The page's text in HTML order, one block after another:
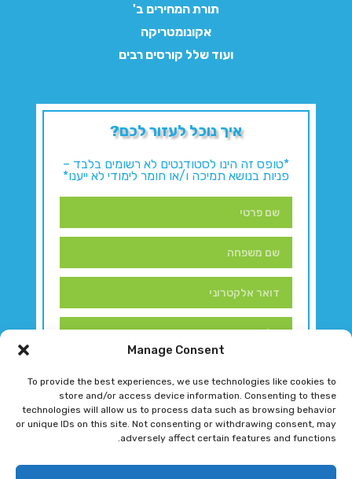
Manage Consent
To provide the best experiences, we use technologies like cookies to
store and/or access device information. Consenting to these
technologies will allow us to process data such as browsing behavior
or unique IDs on this site. Not consenting or withdrawing consent, may
adversely affect certain features and functions.
תורת המחירים ב'
אקונומטריקה
ועוד שלל קורסים רבים
איך נוכל לעזור לכם?
*טופס זה הינו לסטודנטים לא רשומים בלבד –
פניות בנושא תמיכה ו/או חומר לימודי לא ייענו*